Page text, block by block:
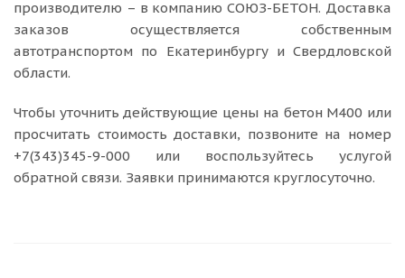
производителю – в компанию СОЮЗ-БЕТОН. Доставка
заказов осуществляется собственным
автотранспортом по Екатеринбургу и Свердловской
области.
Чтобы уточнить действующие цены на бетон М400 или
просчитать стоимость доставки, позвоните на номер
+7(343)345-9-000 или воспользуйтесь услугой
обратной связи. Заявки принимаются круглосуточно.